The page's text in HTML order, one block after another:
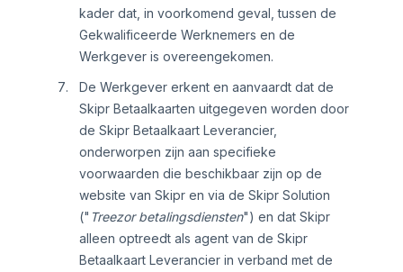
kader dat, in voorkomend geval, tussen de
Gekwalificeerde Werknemers en de
Werkgever is overeengekomen.
De Werkgever erkent en aanvaardt dat de
Skipr Betaalkaarten uitgegeven worden door
de Skipr Betaalkaart Leverancier,
onderworpen zijn aan specifieke
voorwaarden die beschikbaar zijn op de
website van Skipr en via de Skipr Solution
(" Treezor betalingsdiensten") en dat Skipr
alleen optreedt als agent van de Skipr
Betaalkaart Leverancier in verband met de